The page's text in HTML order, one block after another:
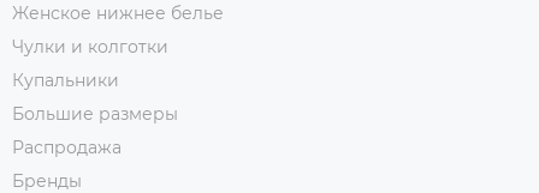
Женское нижнее белье
Чулки и колготки
Купальники
Большие размеры
Распродажа
Бренды